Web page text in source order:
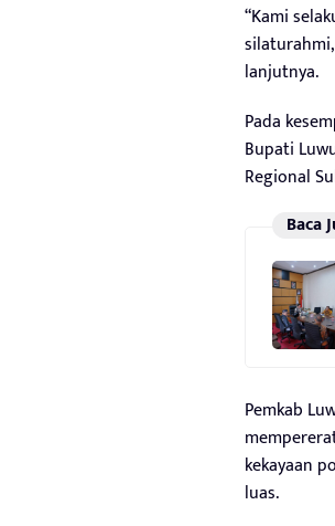
“Kami
lanjutnya.
Pada
Bupati
Regional
Baca
Pemkab
kekayaan
luas.